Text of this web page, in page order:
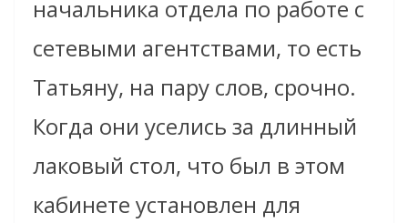
начальника отдела по работе с
сетевыми агентствами, то есть
Татьяну, на пару слов, срочно.
Когда они уселись за длинный
лаковый стол, что был в этом
кабинете установлен для